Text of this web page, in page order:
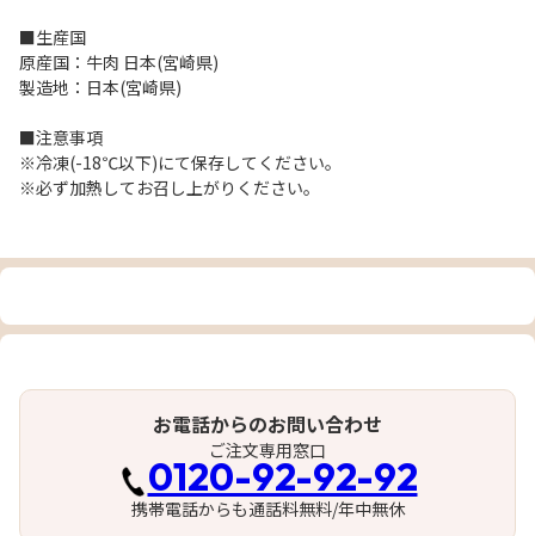
■生産国
原産国：牛肉 日本(宮崎県)
製造地：日本(宮崎県)
■注意事項
※冷凍(-18℃以下)にて保存してください。
※必ず加熱してお召し上がりください。
お電話からのお問い合わせ
ご注文専用窓口
0120-92-92-92
携帯電話からも通話料無料/年中無休